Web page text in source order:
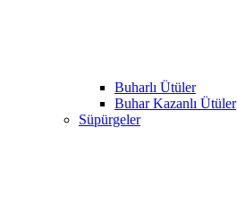
Buharlı Ütüler
Buhar Kazanlı Ütüler
Süpürgeler